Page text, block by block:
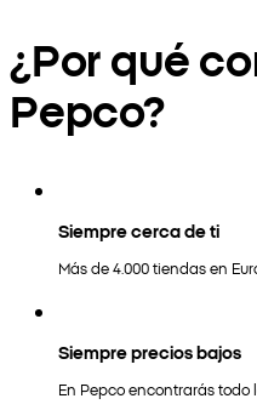
¿Por qué
Pepco?
Siempre cerca de ti
Más de 4.000 tiendas en
Siempre precios bajos
En Pepco encontrarás todo